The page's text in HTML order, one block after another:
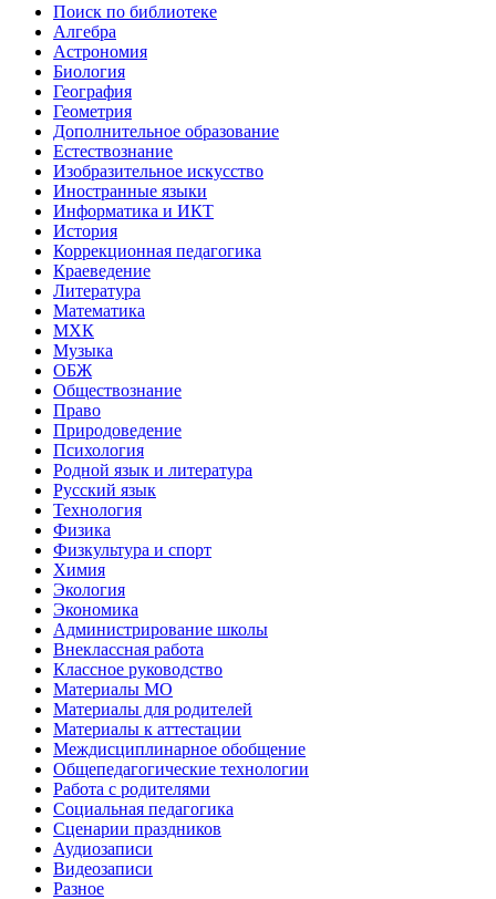
Поиск по библиотеке
Алгебра
Астрономия
Биология
География
Геометрия
Дополнительное образование
Естествознание
Изобразительное искусство
Иностранные языки
Информатика и ИКТ
История
Коррекционная педагогика
Краеведение
Литература
Математика
МХК
Музыка
ОБЖ
Обществознание
Право
Природоведение
Психология
Родной язык и литература
Русский язык
Технология
Физика
Физкультура и спорт
Химия
Экология
Экономика
Администрирование школы
Внеклассная работа
Классное руководство
Материалы МО
Материалы для родителей
Материалы к аттестации
Междисциплинарное обобщение
Общепедагогические технологии
Работа с родителями
Социальная педагогика
Сценарии праздников
Аудиозаписи
Видеозаписи
Разное